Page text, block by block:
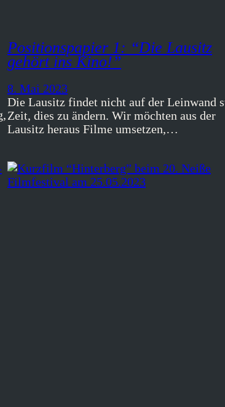
Positionspapier 1: “Die Lausitz
gehört ins Kino!”
8. Mai 2023
Die Lausitz findet nicht auf der Leinwand
Zeit, dies zu ändern. Wir möchten aus der
Lausitz heraus Filme umsetzen,…